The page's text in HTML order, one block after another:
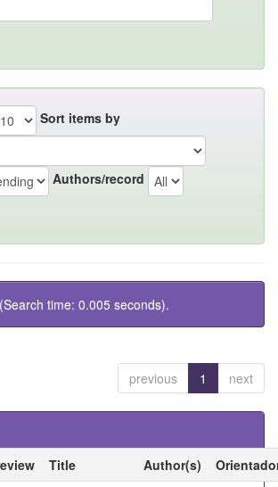
Sort items by
Authors/record
time: 0.005 seconds).
previous 1 next
Title Author(s)